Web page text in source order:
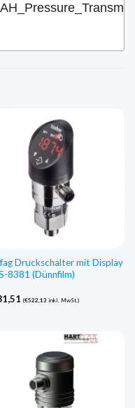
Druckschalter mit Display
8381 (Dünnfilm)
(€522,13 inkl. MwSt.)